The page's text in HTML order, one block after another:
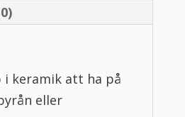
i keramik att ha på
eller